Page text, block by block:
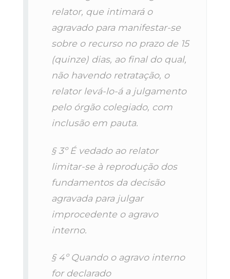
relator, que intimará o
agravado para manifestar-se
sobre o recurso no prazo de 15
(quinze) dias, ao final do qual,
não havendo retratação, o
relator levá-lo-á a julgamento
pelo órgão colegiado, com
inclusão em pauta.
§ 3º É vedado ao relator
limitar-se à reprodução dos
fundamentos da decisão
agravada para julgar
improcedente o agravo
interno.
§ 4º Quando o agravo interno
for declarado